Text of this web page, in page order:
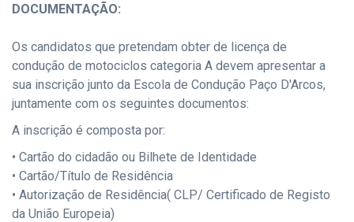
DOCUMENTAÇÃO:
Os candidatos que pretendam obter de licença de
condução de motociclos categoria A devem apresentar a
sua inscrição junto da Escola de Condução Paço D'Arcos,
juntamente com os seguintes documentos:
A inscrição é composta por:
• Cartão do cidadão ou Bilhete de Identidade
• Cartão/Título de Residência
• Autorização de Residência( CLP/ Certificado de Registo
da União Europeia)